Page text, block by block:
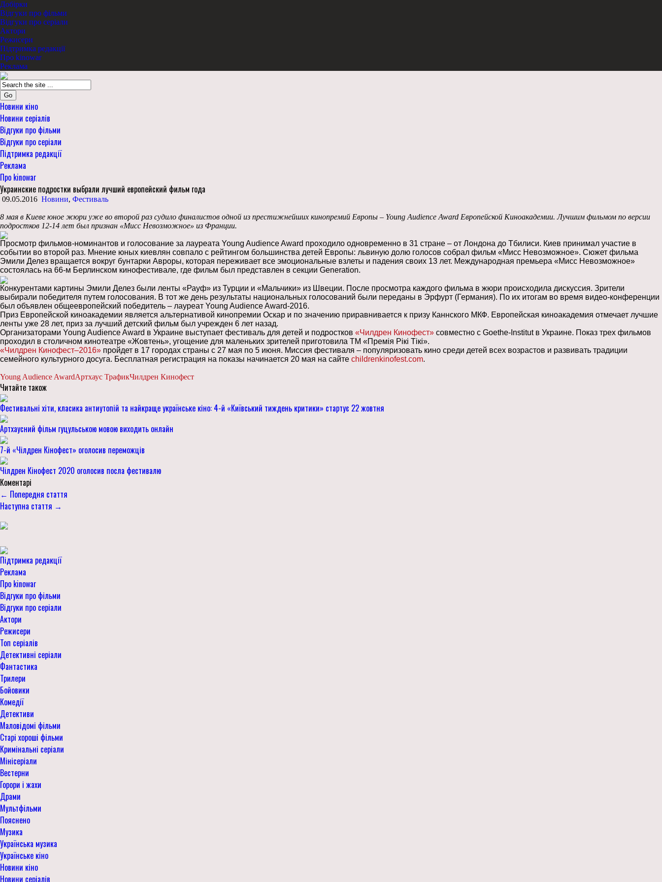
Добірки
Відгуки про фільми
Відгуки про серіали
Актори
Режисери
Підтримка редакції
Про kinowar
Реклама
Go
Новини кіно
Новини серіалів
Відгуки про фільми
Відгуки про серіали
Підтримка редакції
Реклама
Про kinowar
Украинские подростки выбрали лучший европейский фильм года
09.05.2016 Новини, Фестиваль
8 мая в Киеве юное жюри уже во второй раз судило финалистов одной из престижнейших кинопремий Европы – Young Audience Award Европейской Киноакадемии. Лучшим фильмом по версии
подростков 12-14 лет был признан «Мисс Невозможное» из Франции.
Просмотр фильмов-номинантов и голосование за лауреата Young Audience Award проходило одновременно в 31 стране – от Лондона до Тбилиси. Киев принимал участие в
событии во второй раз. Мнение юных киевлян совпало с рейтингом большинства детей Европы: львиную долю голосов собрал фильм «Мисс Невозможное». Сюжет фильма
Эмили Делез вращается вокруг бунтарки Авроры, которая переживает все эмоциональные взлеты и падения своих 13 лет. Международная премьера «Мисс Невозможное»
состоялась на 66-м Берлинском кинофестивале, где фильм был представлен в секции Generation.
Конкурентами картины Эмили Делез были ленты «Рауф» из Турции и «Мальчики» из Швеции. После просмотра каждого фильма в жюри происходила дискуссия. Зрители
выбирали победителя путем голосования. В тот же день результаты национальных голосований были переданы в Эрфурт (Германия). По их итогам во время видео-конференции
был объявлен общеевропейский победитель – лауреат Young Audience Award-2016.
Приз Европейской киноакадемии является альтернативой кинопремии Оскар и по значению приравнивается к призу Каннского МКФ. Европейская киноакадемия отмечает лучшие
ленты уже 28 лет, приз за лучший детский фильм был учрежден 6 лет назад.
Организаторами Young Audience Award в Украине выступает фестиваль для детей и подростков «Чилдрен Кинофест» совместно с Goethe-Institut в Украине. Показ трех фильмов
проходил в столичном кинотеатре «Жовтень», угощение для маленьких зрителей приготовила ТМ «Премія Рікі Тікі».
«Чилдрен Кинофест–2016» пройдет в 17 городах страны с 27 мая по 5 июня. Миссия фестиваля – популяризовать кино среди детей всех возрастов и развивать традиции
семейного культурного досуга. Бесплатная регистрация на показы начинается 20 мая на сайте childrenkinofest.com.
Young Audience AwardАртхаус ТрафикЧилдрен Кинофест
Читайте також
Фестивальні хіти, класика антиутопій та найкраще українське кіно: 4-й «Київський тиждень критики» стартує 22 жовтня
Артхаусний фільм гуцульською мовою виходить онлайн
7-й «Чілдрен Кінофест» оголосив переможців
Чілдрен Кінофест 2020 оголосив посла фестивалю
Коментарі
← Попередня стаття
Наступна стаття →
Підтримка редакції
Реклама
Про kinowar
Відгуки про фільми
Відгуки про серіали
Актори
Режисери
Топ серіалів
Детективні серіали
Фантастика
Трилери
Бойовики
Комедії
Детективи
Маловідомі фільми
Старі хороші фільми
Кримінальні серіали
Мінісеріали
Вестерни
Горори і жахи
Драми
Мультфільми
Пояснено
Музика
Українська музика
Українське кіно
Новини кіно
Новини серіалів